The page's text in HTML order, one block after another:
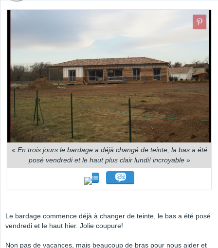
« En trois jours le bardage a déjà changé de teinte, la bas a été
posé vendredi et le haut plus clair lundi! incroyable»
Le bardage commence déjà à changer de teinte, le bas a été posé
vendredi et le haut hier. Jolie coupure!
Non pas de vacances, mais beaucoup de bras pour nous aider et